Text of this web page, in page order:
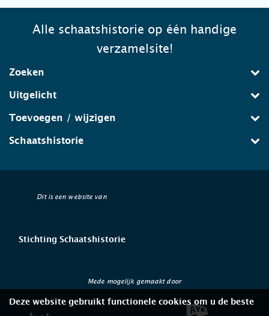
Alle schaatshistorie op één handige
verzamelsite!
Zoeken
Uitgelicht
Toevoegen / wijzigen
Schaatshistorie
Dit is een website van
Stichting Schaatshistorie
Mede mogelijk gemaakt door
Deze website gebruikt functionele cookies om u de beste